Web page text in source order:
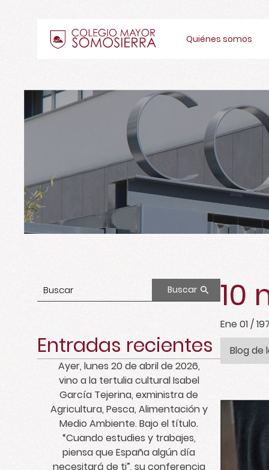
Quiénes somos
Buscar
Entradas recientes
Ayer, lunes 20 de abril de 2026,
vino a la tertulia cultural Isabel
García Tejerina, exministra de
Agricultura, Pesca, Alimentación y
Medio Ambiente. Bajo el título.
“Cuando estudies y trabajes,
piensa que España algún día
necesitará de ti”, su conferencia
10
Ene 01 /
Blog de